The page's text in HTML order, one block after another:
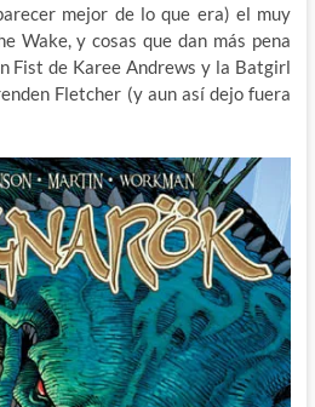
mejor de lo que era) el muy
Wake, y cosas que dan más pena
Fist de Karee Andrews y la Batgirl
Fletcher (y aun así dejo fuera